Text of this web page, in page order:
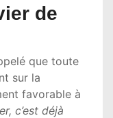
de
que toute
sur la
favorable à
c’est déjà